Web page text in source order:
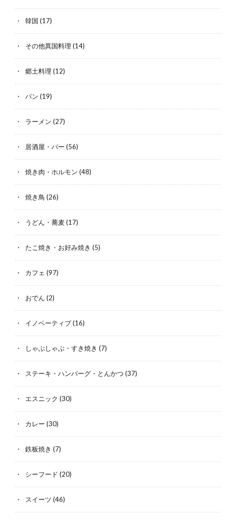
韓国 (17)
その他異国料理 (14)
郷土料理 (12)
パン (19)
ラーメン (27)
居酒屋・バー (56)
焼き肉・ホルモン (48)
焼き鳥 (26)
うどん・蕎麦(17)
たこ焼き・お好み焼き (5)
カフェ (97)
おでん (2)
イノベーティブ(16)
しゃぶしゃぶ・すき焼き (7)
ステーキ・ハンバーグ・とんかつ (37)
エスニック (30)
カレー (30)
鉄板焼き (7)
シーフード (20)
スイーツ (46)